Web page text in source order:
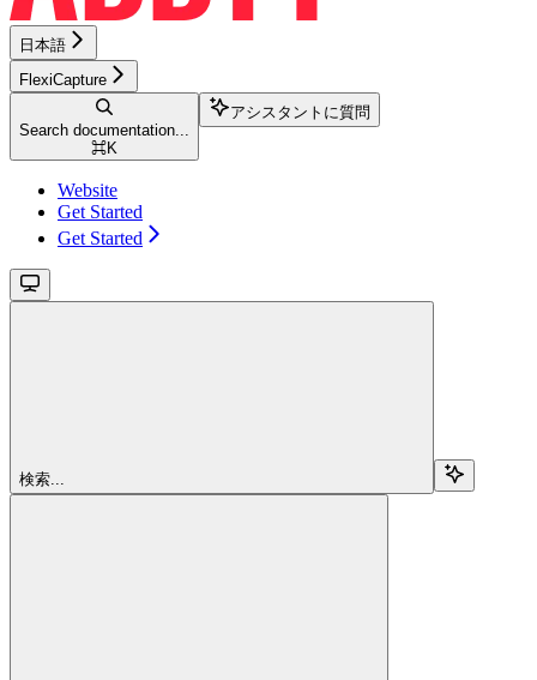
日本語
FlexiCapture
Search documentation...
⌘K
アシスタントに質問
Website
Get Started
Get Started
検索...